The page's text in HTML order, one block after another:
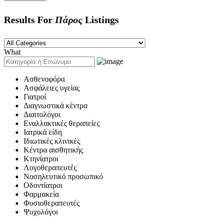
Results For Πάρος Listings
What
Ασθενοφόρα
Ασφάλειες υγείας
Γιατροί
Διαγνωστικά κέντρα
Διαιτολόγοι
Εναλλακτικές θεραπείες
Ιατρικά είδη
Ιδιωτικές κλινικές
Κέντρα αισθητικής
Κτηνίατροι
Λογοθεραπευτές
Νοσηλευτικό προσωπικό
Οδοντίατροι
Φαρμακεία
Φυσιοθεραπευτές
Ψυχολόγοι